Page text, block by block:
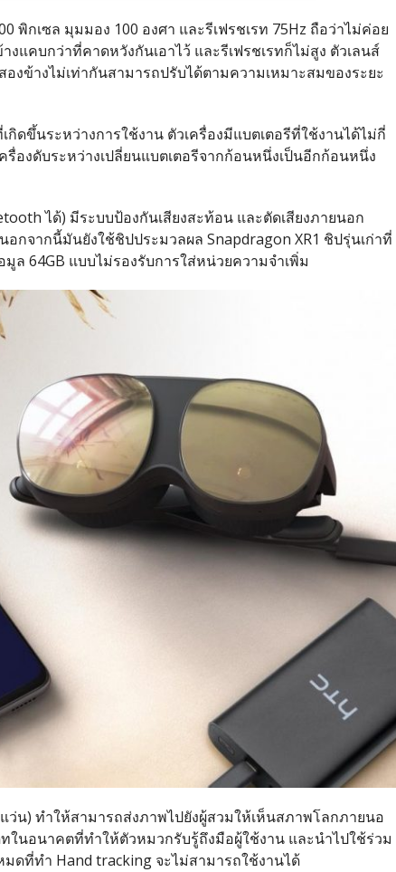
พิกเซล มุมมอง 100 องศา และรีเฟรชเรท 75Hz ถือว่าไม่ค่อย
แคบกว่าที่คาดหวังกันเอาไว้ และรีเฟรชเรทก็ไม่สูง ตัวเลนส์
งข้างไม่เท่ากันสามารถปรับได้ตามความเหมาะสมของระยะ
ดขึ้นระหว่างการใช้งาน ตัวเครื่องมีแบตเตอรีที่ใช้งานได้ไม่กี่
รื่องดับระหว่างเปลี่ยนแบตเตอรีจากก้อนหนึ่งเป็นอีกก้อนหนึ่ง
ได้) มีระบบป้องกันเสียงสะท้อน และตัดเสียงภายนอก
อกจากนี้มันยังใช้ชิปประมวลผล Snapdragon XR1 ชิปรุ่นเก่าที่
ล 64GB แบบไม่รองรับการใส่หน่วยความจำเพิ่ม
น) ทำให้สามารถส่งภาพไปยังผู้สวมให้เห็นสภาพโลกภายนอ
ในอนาคตที่ทำให้ตัวหมวกรับรู้ถึงมือผู้ใช้งาน และนำไปใช้ร่วม
ดที่ทำ Hand tracking จะไม่สามารถใช้งานได้